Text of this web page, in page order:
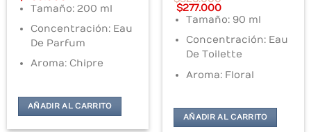
price
was:
$298.000.
price
is:
$250.000.
Tamaño: 200 ml
Concentración: Eau
De Parfum
Aroma: Chipre
AÑADIR AL CARRITO
Original
price
was:
$325.000.
$277.000Current
price
is:
$277.000.
Tamaño: 90 ml
Concentración: Eau
De Toilette
Aroma: Floral
AÑADIR AL CARRITO